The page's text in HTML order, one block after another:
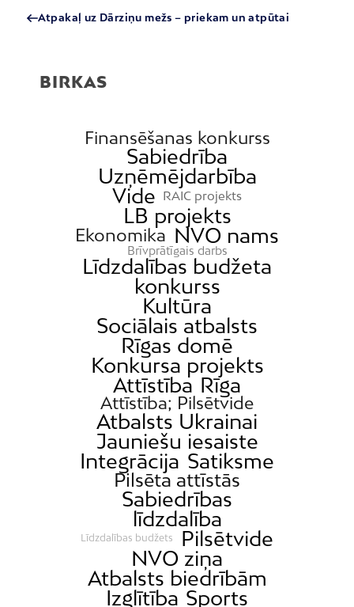
Atpakaļ uz Dārziņu mežs – priekam un atpūtai
BIRKAS
Finansēšanas konkurss
Sabiedrība
Uzņēmējdarbība
Vide
RAIC projekts
LB projekts
Ekonomika NVO nams
Brīvprātīgais darbs
Līdzdalības budžeta
konkurss
Kultūra
Sociālais atbalsts
Rīgas domē
Konkursa projekts
Attīstība Rīga
Attīstība; Pilsētvide
Atbalsts Ukrainai
Jauniešu iesaiste
Integrācija Satiksme
Pilsēta attīstās
Sabiedrības
līdzdalība
Līdzdalības budžets
Pilsētvide
NVO ziņa
Atbalsts biedrībām
Izglītība Sports